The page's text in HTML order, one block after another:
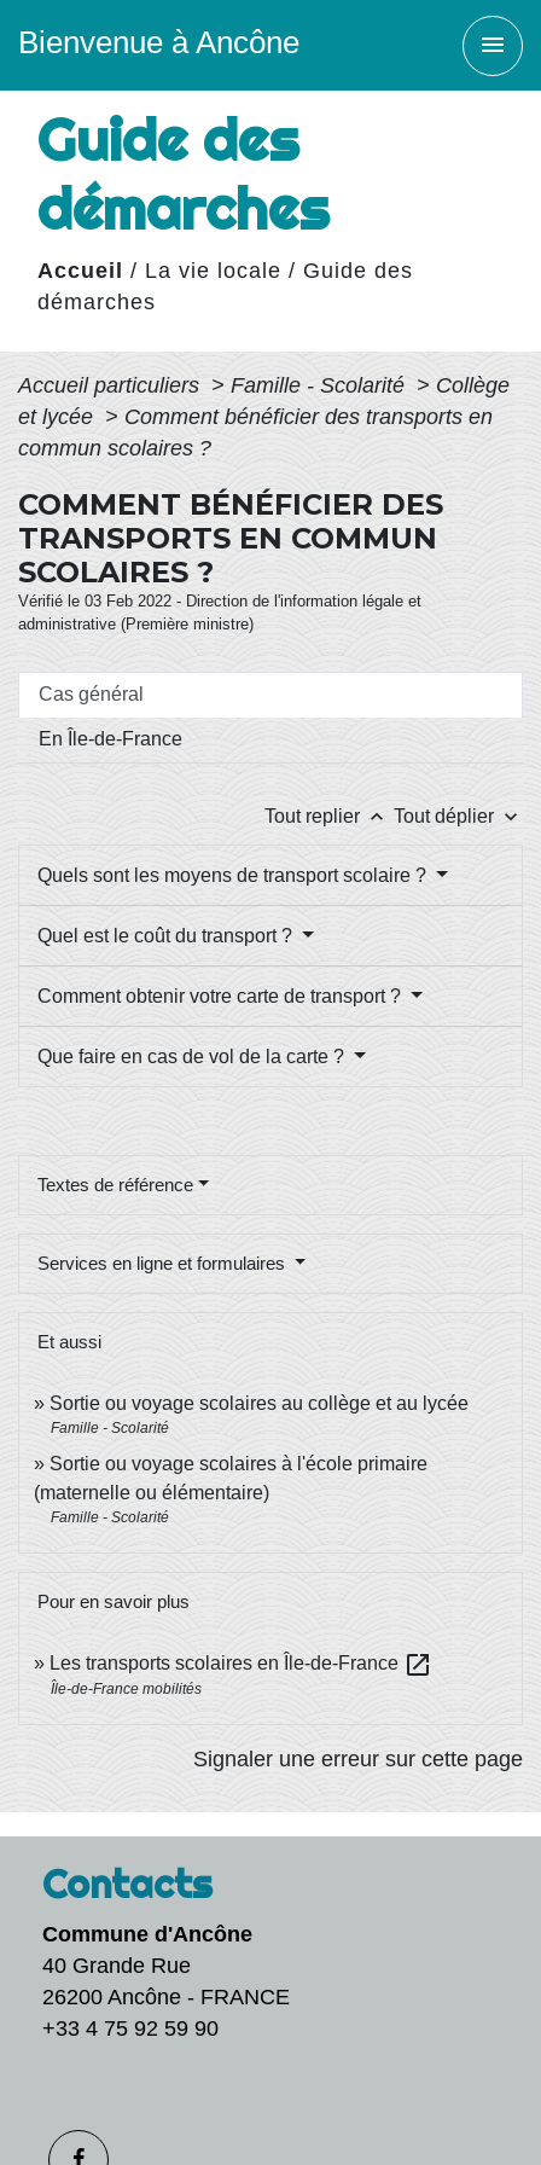
Bienvenue à Ancône menu
Guide des
démarches
Accueil / La vie locale / Guide des
démarches
Accueil particuliers > Famille - Scolarité > Collège
et lycée > Comment bénéficier des transports en
commun scolaires ?
COMMENT BÉNÉFICIER DES
TRANSPORTS EN COMMUN
SCOLAIRES ?
Vérifié le 03 Feb 2022 - Direction de l'information légale et
administrative (Première ministre)
Cas général
En Île-de-France
Tout replier keyboard_arrow_up Tout déplier keyboard_arrow_down
Quels sont les moyens de transport scolaire ?
Quel est le coût du transport ?
Comment obtenir votre carte de transport ?
Que faire en cas de vol de la carte ?
Textes de référence
Services en ligne et formulaires
Et aussi
Sortie ou voyage scolaires au collège et au lycée
Famille - Scolarité
Sortie ou voyage scolaires à l'école primaire
(maternelle ou élémentaire)
Famille - Scolarité
Pour en savoir plus
Les transports scolaires en Île-de-France open_in_new
Île-de-France mobilités
Signaler une erreur sur cette page
Contacts
Commune d'Ancône
40 Grande Rue
26200 Ancône - FRANCE
+33 4 75 92 59 90